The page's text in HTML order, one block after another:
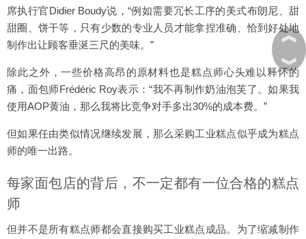
席执行官Didier Boudy说，“例如需要冗长工序的美式布朗尼、甜
甜圈、饼干等，只有少数的专业人员才能拿捏准确、恰到好处地
制作出让顾客垂涎三尺的美味。”
除此之外，一些价格高昂的原材料也是糕点师心头难以释怀的
痛，面包师Frédéric Roy表示：“我不再制作奶油泡芙了。如果我
使用AOP黄油，那么我将比竞争对手多出30%的成本费。”
但如果任由类似情况继续发展，那么采购工业糕点似乎成为糕点
师的唯一出路。
每家面包店的背后，不一定都有一位合格的糕点
师
但并不是所有糕点师都会直接购买工业糕点成品。为了缩减制作
︽
︾